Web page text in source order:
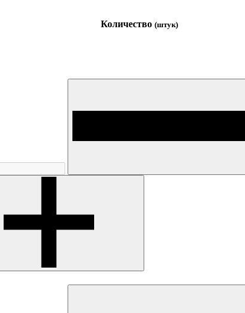
Количество (штук)